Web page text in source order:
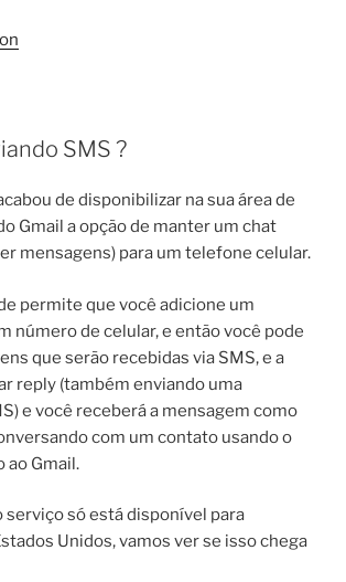
SMS ?
de disponibilizar na sua área de
Gmail a opção de manter um chat
mensagens) para um telefone celular.
permite que você adicione um
número de celular, e então você pode
que serão recebidas via SMS, e a
reply (também enviando uma
e você receberá a mensagem como
com um contato usando o
ao Gmail.
serviço só está disponível para
Unidos, vamos ver se isso chega